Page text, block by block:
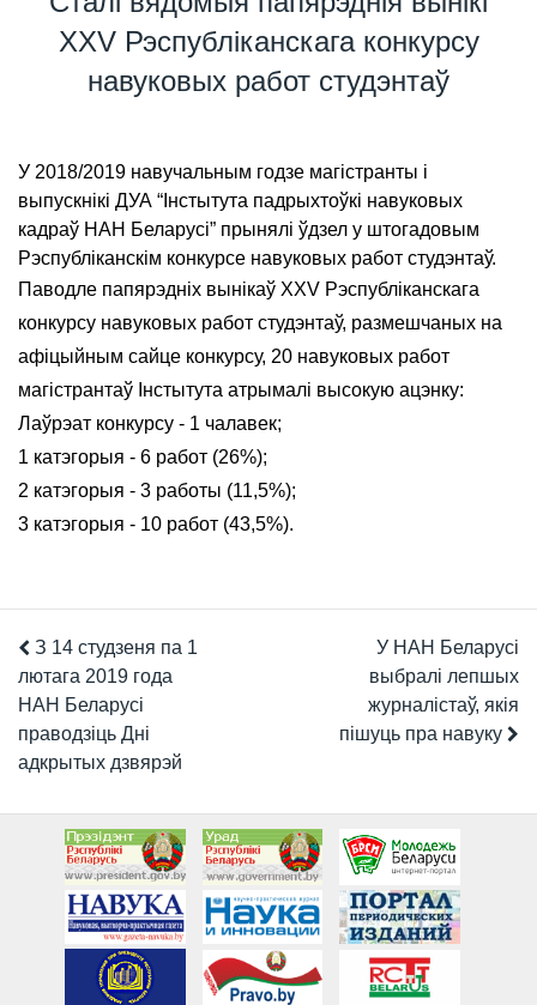
XXV Рэспубліканскага конкурсу
навуковых работ студэнтаў
У 2018/2019 навучальным годзе магістранты і
выпускнікі ДУА “Інстытута падрыхтоўкі навуковых
кадраў НАН Беларусі” прынялі ўдзел у штогадовым
Рэспубліканскім конкурсе навуковых работ студэнтаў.
Паводле папярэдніх вынікаў XXV Рэспубліканскага
конкурсу навуковых работ студэнтаў, размешчаных на
афіцыйным сайце конкурсу, 20 навуковых работ
магістрантаў Інстытута атрымалі высокую ацэнку:
Лаўрэат конкурсу - 1 чалавек;
1 катэгорыя - 6 работ (26%);
2 катэгорыя - 3 работы (11,5%);
3 катэгорыя - 10 работ (43,5%).
З 14 студзеня па 1
лютага 2019 года
НАН Беларусі
праводзіць Дні
адкрытых дзвярэй
У НАН Беларусі
выбралі лепшых
журналістаў, якія
пішуць пра навуку